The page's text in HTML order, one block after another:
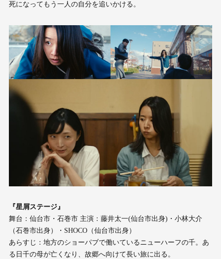
死になってもう一人の自分を追いかける。
『星屑ステージ』
舞台：仙台市・石巻市 主演：藤井太一(仙台市出身)・小林大介
（石巻市出身）・SHOCO（仙台市出身）
あらすじ：地方のショーパブで働いているニューハーフの千。あ
る日千の母が亡くなり、故郷へ向けて長い旅に出る。